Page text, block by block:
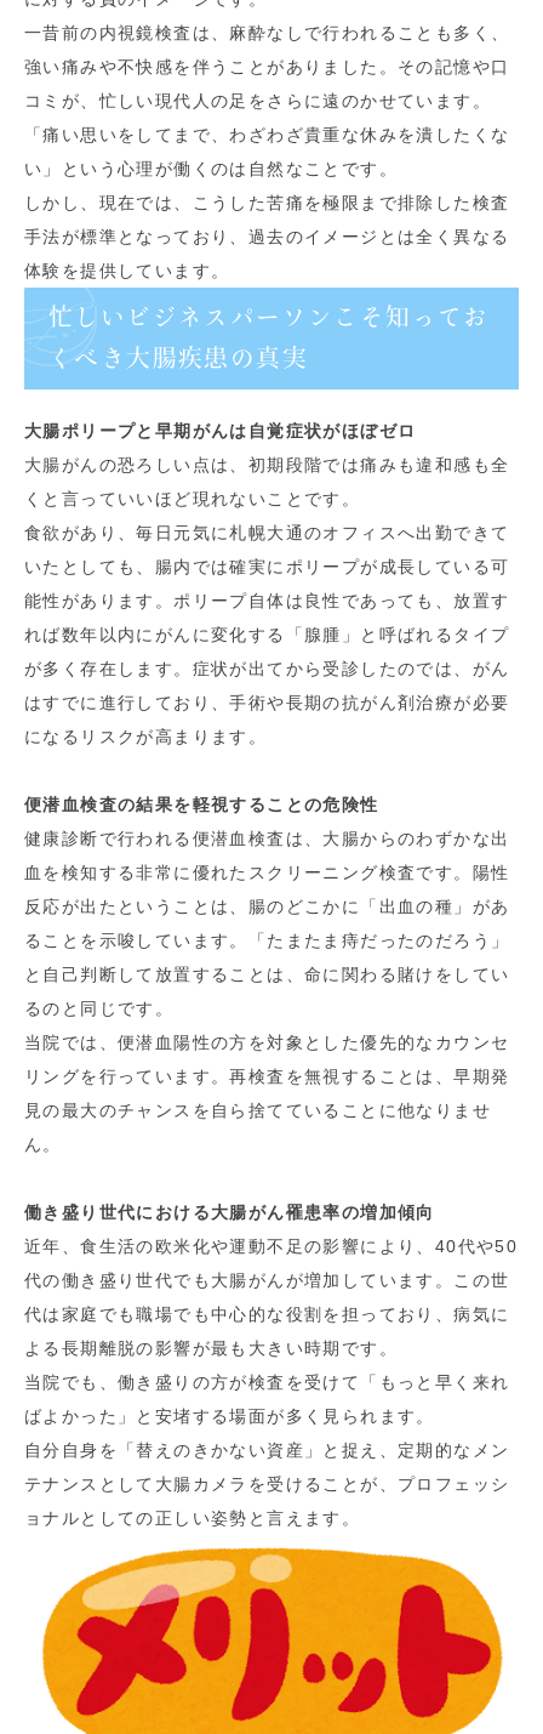
一昔前の内視鏡検査は、麻酔なしで行われることも多く、
強い痛みや不快感を伴うことがありました。その記憶や口
コミが、忙しい現代人の足をさらに遠のかせています。
「痛い思いをしてまで、わざわざ貴重な休みを潰したくな
い」という心理が働くのは自然なことです。
しかし、現在では、こうした苦痛を極限まで排除した検査
手法が標準となっており、過去のイメージとは全く異なる
体験を提供しています。
忙しいビジネスパーソンこそ知ってお
くべき大腸疾患の真実
大腸ポリープと早期がんは自覚症状がほぼゼロ
大腸がんの恐ろしい点は、初期段階では痛みも違和感も全
くと言っていいほど現れないことです。
食欲があり、毎日元気に札幌大通のオフィスへ出勤できて
いたとしても、腸内では確実にポリープが成長している可
能性があります。ポリープ自体は良性であっても、放置す
れば数年以内にがんに変化する「腺腫」と呼ばれるタイプ
が多く存在します。症状が出てから受診したのでは、がん
はすでに進行しており、手術や長期の抗がん剤治療が必要
になるリスクが高まります。
便潜血検査の結果を軽視することの危険性
健康診断で行われる便潜血検査は、大腸からのわずかな出
血を検知する非常に優れたスクリーニング検査です。陽性
反応が出たということは、腸のどこかに「出血の種」があ
ることを示唆しています。「たまたま痔だったのだろう」
と自己判断して放置することは、命に関わる賭けをしてい
るのと同じです。
当院では、便潜血陽性の方を対象とした優先的なカウンセ
リングを行っています。再検査を無視することは、早期発
見の最大のチャンスを自ら捨てていることに他なりませ
ん。
働き盛り世代における大腸がん罹患率の増加傾向
近年、食生活の欧米化や運動不足の影響により、40代や50
代の働き盛り世代でも大腸がんが増加しています。この世
代は家庭でも職場でも中心的な役割を担っており、病気に
よる長期離脱の影響が最も大きい時期です。
当院でも、働き盛りの方が検査を受けて「もっと早く来れ
ばよかった」と安堵する場面が多く見られます。
自分自身を「替えのきかない資産」と捉え、定期的なメン
テナンスとして大腸カメラを受けることが、プロフェッシ
ョナルとしての正しい姿勢と言えます。